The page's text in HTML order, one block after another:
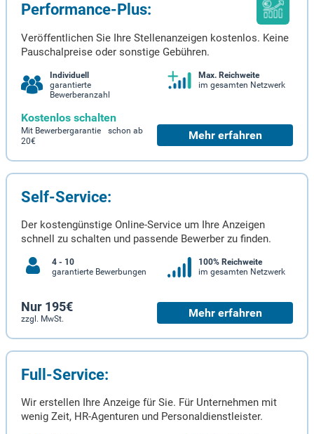
Performance-Plus:
Veröffentlichen Sie Ihre Stellenanzeigen kostenlos. Keine
Pauschalpreise oder sonstige Gebühren.
Individuell
garantierte
Bewerberanzahl
Max. Reichweite
im gesamten Netzwerk
Kostenlos schalten
Mit Bewerbergarantie schon ab
20€
Mehr erfahren
Self-Service:
Der kostengünstige Online-Service um Ihre Anzeigen
schnell zu schalten und passende Bewerber zu finden.
4 - 10
garantierte Bewerbungen
100% Reichweite
im gesamten Netzwerk
Nur 195€
zzgl. MwSt. Mehr erfahren
Full-Service:
Wir erstellen Ihre Anzeige für Sie. Für Unternehmen mit
wenig Zeit, HR-Agenturen und Personaldienstleister.